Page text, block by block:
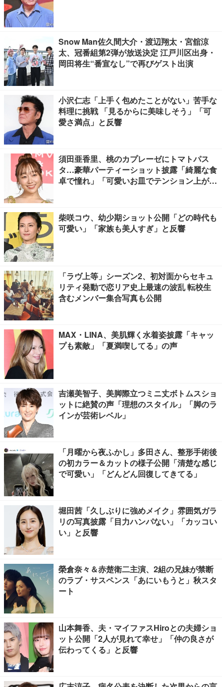
Snow Man佐久間大介・渡辺翔太・宮舘涼
太、冠番組第2弾が放送決定 江戸川区出身・
岡田将生“番宣なし”で再びゲスト出演
小沢仁志「上手く包めたことがない」苦手な
料理に挑戦 「見るからに美味しそう」「可
愛さ満点」と反響
須田亜香里、桃のカプレーゼにトマトパス
タ…豪華パーティーショット披露「綺麗な食
卓で憧れ」「可愛いお皿でテンション上が
柴咲コウ、幼少期ショット公開「どの時代も
可愛い」「家族も美人すぎ」と反響
「ラヴ上等」シーズン2、初対面からセキュ
リティ発動で恋リア史上最速の波乱 転校生
含むメンバー集合写真も公開
MAX・LINA、美肌輝く水着姿披露「キャッ
プも素敵」「夏満喫してる」の声
吉瀬美智子、美脚際立つミニ丈ボトムスショ
ットに絶賛の声「理想のスタイル」「脚のラ
インが芸術レベル」
「月曜から夜ふかし」多田さん、整形手術後
の初カラー＆カットの様子公開「清楚な感じ
で可愛い」「どんどん回復してきてる」
堀田茜「久しぶりに強めメイク」雰囲気ガラ
リの写真披露「目力ハンパない」「カッコい
い」と反響
榮倉奈々＆赤楚衛二主演、2組の兄妹が禁断
のラブ・サスペンス「あにいもうと」秋スタ
ート
山本舞香、夫・マイファスHiroとの夫婦ショ
ット公開「2人が見れて幸せ」「仲の良さが
伝わってくる」と反響